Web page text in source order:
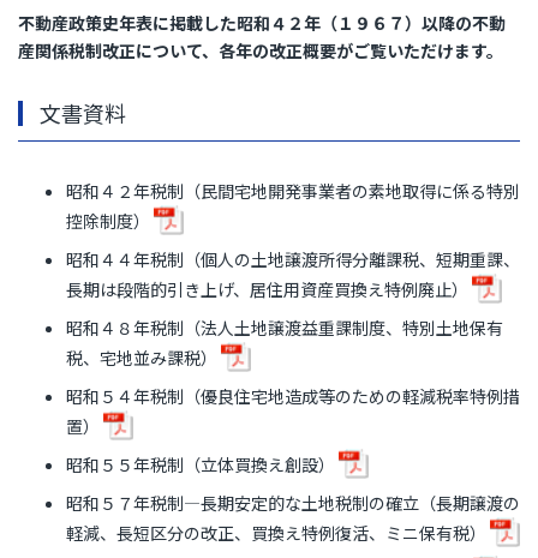
不動産政策史年表に掲載した昭和４２年（１９６７）以降の不動
産関係税制改正について、各年の改正概要がご覧いただけます。
文書資料
昭和４２年税制（民間宅地開発事業者の素地取得に係る特別
控除制度）
昭和４４年税制（個人の土地譲渡所得分離課税、短期重課、
長期は段階的引き上げ、居住用資産買換え特例廃止）
昭和４８年税制（法人土地譲渡益重課制度、特別土地保有
税、宅地並み課税）
昭和５４年税制（優良住宅地造成等のための軽減税率特例措
置）
昭和５５年税制（立体買換え創設）
昭和５７年税制―長期安定的な土地税制の確立（長期譲渡の
軽減、長短区分の改正、買換え特例復活、ミニ保有税）